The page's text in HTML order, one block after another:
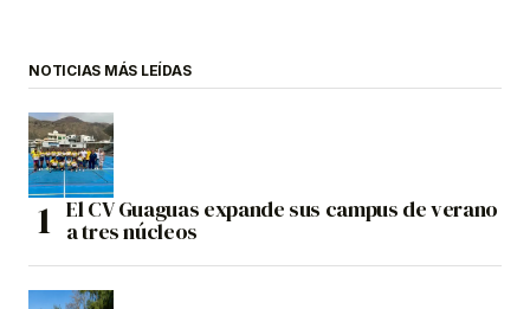
NOTICIAS MÁS LEÍDAS
El CV Guaguas expande sus campus de verano
a tres núcleos